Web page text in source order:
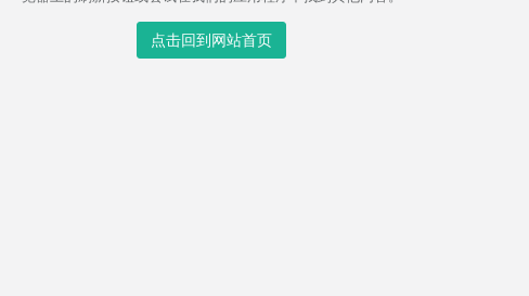
点击回到网站首页